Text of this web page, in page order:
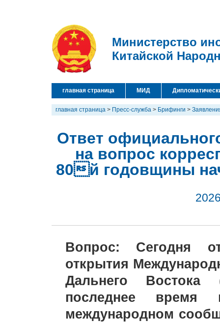
Министерство
Китайской
главная страница МИД
главная страница > Пресс-служба > Брифинги >
Ответ
на вопрос
80й годовщины
Вопрос: Сегодня
открытия
Дальнего Востока
последнее
международном